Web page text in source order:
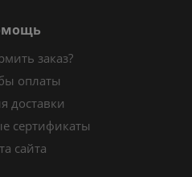
заказ?
оплаты
доставки
сертификаты
сайта